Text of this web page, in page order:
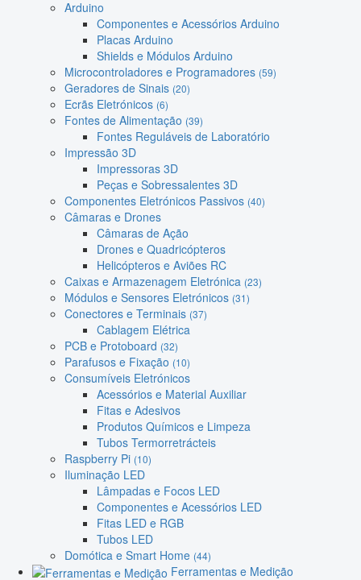
Arduino
Componentes e Acessórios Arduino
Placas Arduino
Shields e Módulos Arduino
Microcontroladores e Programadores (59)
Geradores de Sinais (20)
Ecrãs Eletrónicos (6)
Fontes de Alimentação (39)
Fontes Reguláveis de Laboratório
Impressão 3D
Impressoras 3D
Peças e Sobressalentes 3D
Componentes Eletrónicos Passivos (40)
Câmaras e Drones
Câmaras de Ação
Drones e Quadricópteros
Helicópteros e Aviões RC
Caixas e Armazenagem Eletrónica (23)
Módulos e Sensores Eletrónicos (31)
Conectores e Terminais (37)
Cablagem Elétrica
PCB e Protoboard (32)
Parafusos e Fixação (10)
Consumíveis Eletrónicos
Acessórios e Material Auxiliar
Fitas e Adesivos
Produtos Químicos e Limpeza
Tubos Termorretrácteis
Raspberry Pi (10)
Iluminação LED
Lâmpadas e Focos LED
Componentes e Acessórios LED
Fitas LED e RGB
Tubos LED
Domótica e Smart Home (44)
Ferramentas e Medição